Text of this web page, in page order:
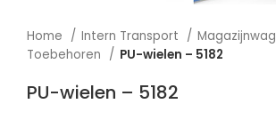
Home Intern Transport
Toebehoren
PU-wielen – 5182
PU-wielen – 5182